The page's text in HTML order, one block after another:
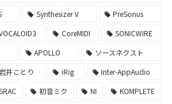
Synthesizer V
PreSonus
CoreMIDI
SONICWIRE
APOLLO
ソースネクスト
井ことり iRig
Inter-AppAudio
初音ミク NI
KOMPLETE